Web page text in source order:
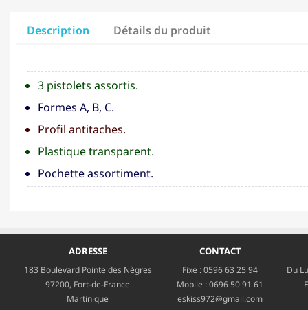
Description Détails du produit
3 pistolets assortis.
Formes A, B, C.
Profil antitaches.
Plastique transparent.
Pochette assortiment.
ADRESSE
183 Boulevard Pointe des Nègres
97200, Fort-de-France
Martinique
CONTACT
Fixe :0596 63 25 94
Mobile :0696 50 91 61
eskiss972@gmail.com
Du